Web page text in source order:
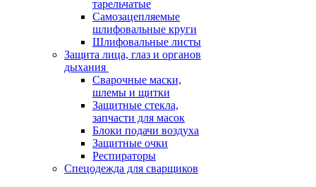
тарельчатые
Самозацепляемые
шлифовальные круги
Шлифовальные листы
Защита лица, глаз и органов
дыхания
Сварочные маски,
шлемы и щитки
Защитные стекла,
запчасти для масок
Блоки подачи воздуха
Защитные очки
Респираторы
Спецодежда для сварщиков